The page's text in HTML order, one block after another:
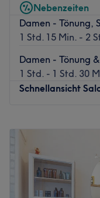
Nebenzeiten
Damen - Tönung,
1 Std. 15 Min. - 2
Damen - Tönung
1 Std. - 1 Std. 30
Schnellansicht
Mittwoch
Donnerstag
Freitag
Samstag